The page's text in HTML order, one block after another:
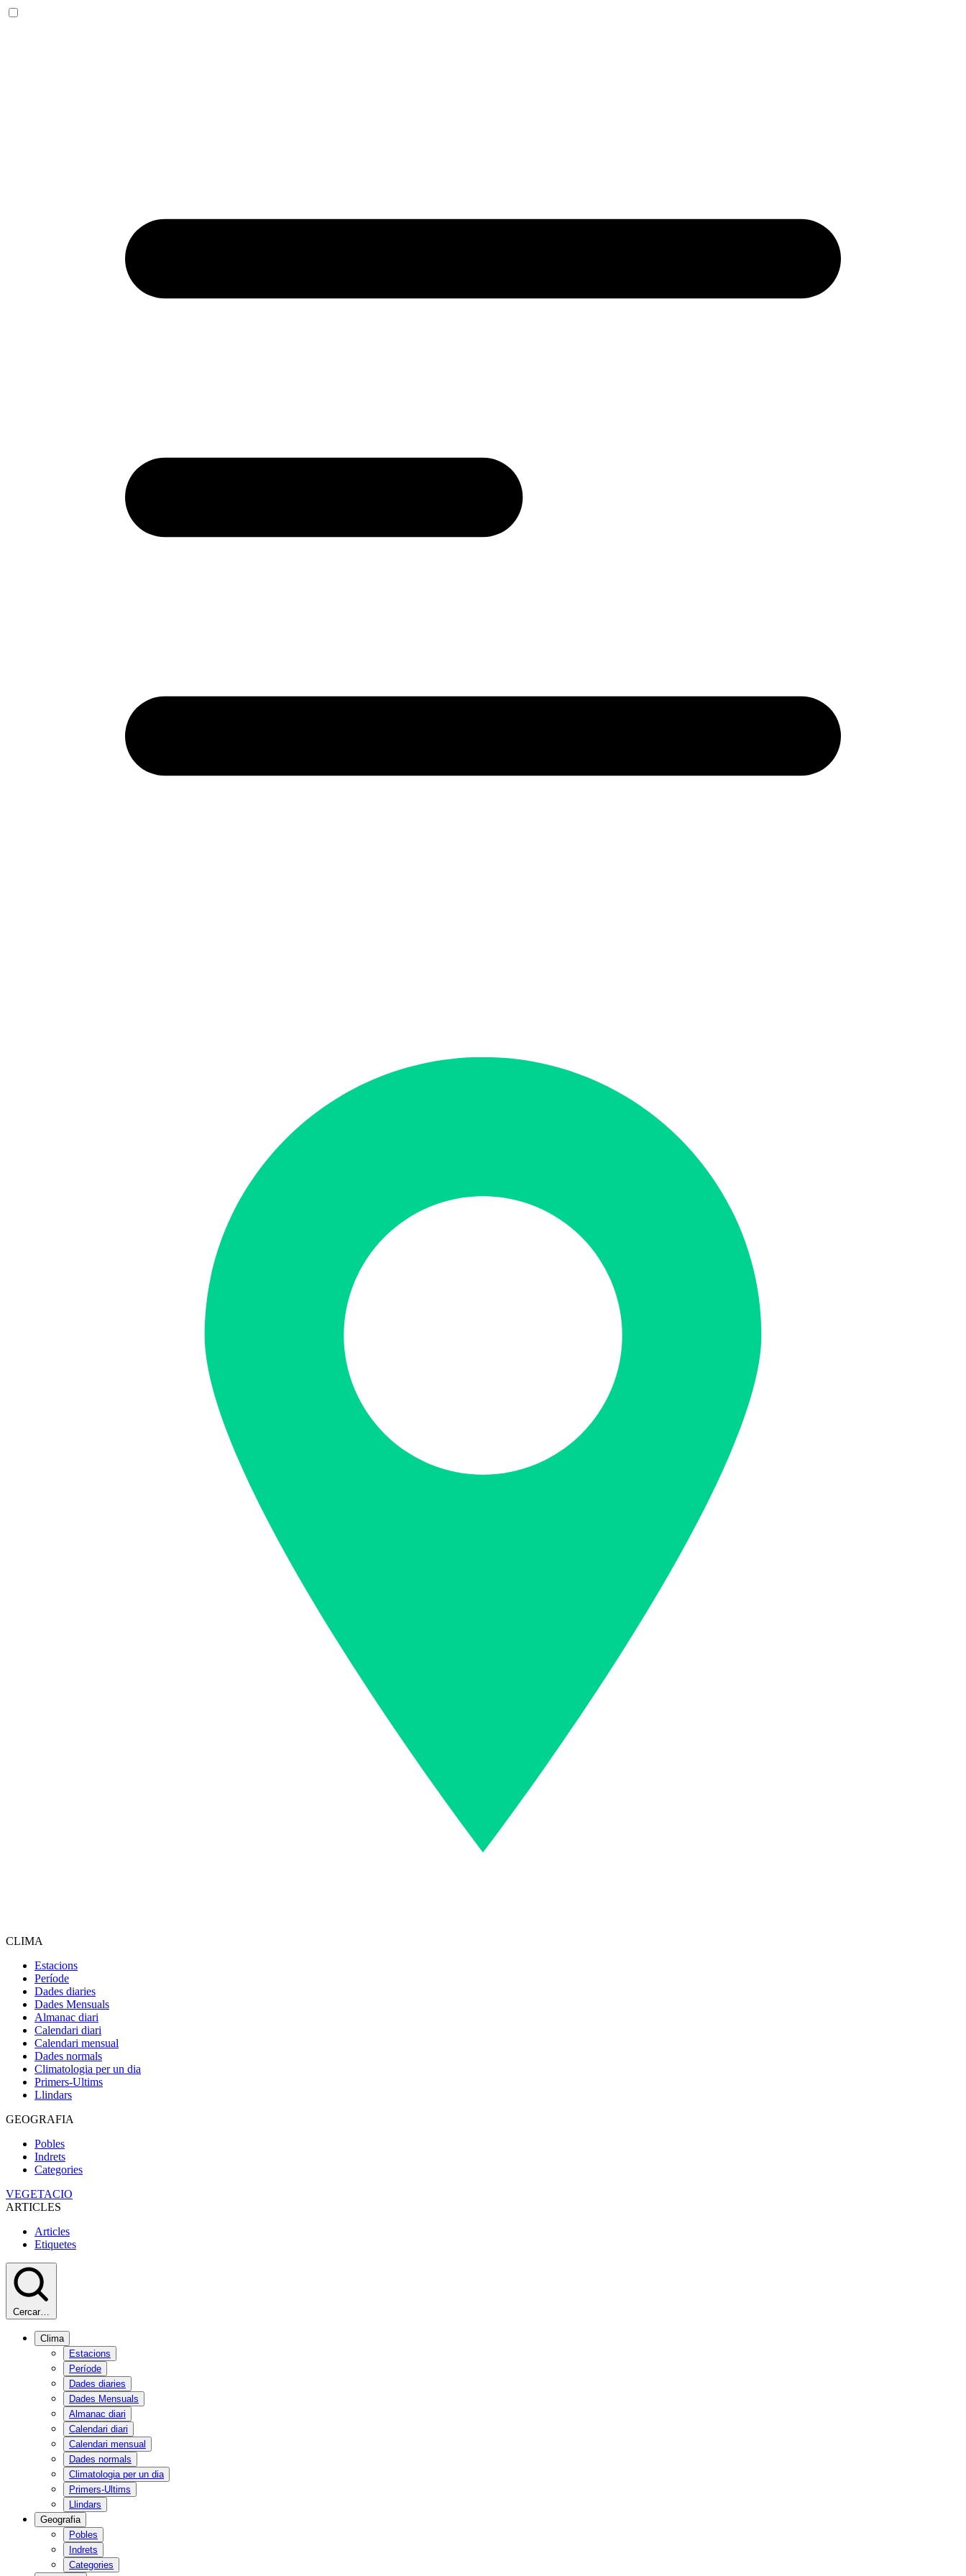
CLIMA
Estacions
Període
Dades diaries
Dades Mensuals
Almanac diari
Calendari diari
Calendari mensual
Dades normals
Climatologia per un dia
Primers-Ultims
Llindars
GEOGRAFIA
Pobles
Indrets
Categories
VEGETACIO
ARTICLES
Articles
Etiquetes
Cercar…
Clima
Estacions
Període
Dades diaries
Dades Mensuals
Almanac diari
Calendari diari
Calendari mensual
Dades normals
Climatologia per un dia
Primers-Ultims
Llindars
Geografia
Pobles
Indrets
Categories